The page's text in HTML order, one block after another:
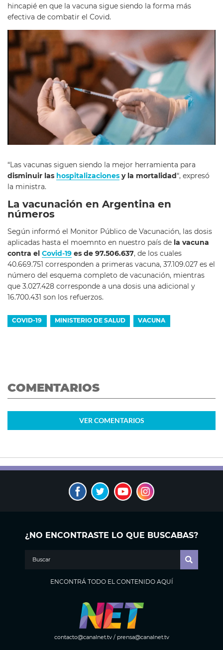
hincapié en que la vacuna sigue siendo la forma más
efectiva de combatir el Covid.
“Las vacunas siguen siendo la mejor herramienta para
disminuir las hospitalizaciones y la mortalidad“, expresó
la ministra.
La vacunación en Argentina en
números
Según informó el Monitor Público de Vacunación, las dosis
aplicadas hasta el moemnto en nuestro país de la vacuna
contra el Covid-19 es de 97.506.637, de los cuales
40.669.751 corresponden a primeras vacuna, 37.109.027 es el
número del esquema completo de vacunación, mientras
que 3.027.428 corresponde a una dosis una adicional y
16.700.431 son los refuerzos.
COVID-19 MINISTERIO DE SALUD VACUNA
COMENTARIOS
VER COMENTARIOS
¿NO ENCONTRASTE LO QUE BUSCABAS?
ENCONTRÁ TODO EL CONTENIDO AQUÍ
contacto@canalnet.tv/ prensa@canalnet.tv